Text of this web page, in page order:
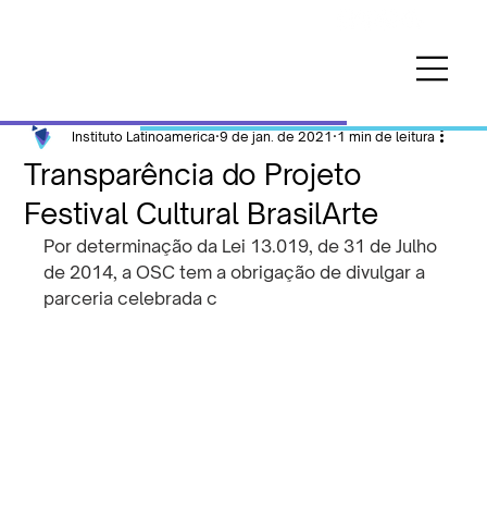
Transparência do Projeto
Festival Cultural BrasilArte
Instituto Latinoamerica 9 de jan. de 2021 1 min de leitura
Por determinação da Lei 13.019, de 31 de Julho
de 2014, a OSC tem a obrigação de divulgar a
parceria celebrada c